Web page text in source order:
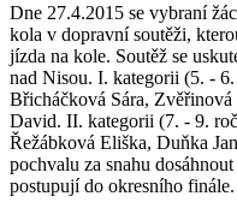
Dne 27.4.2015 se vybraní
kola v dopravní soutěži,
jízda na kole. Soutěž se
nad Nisou. I. kategorii (5. -
Břicháčková Sára,
David. II. kategorii (7. - 9.
Řežábková Eliška, Duňka
pochvalu za snahu
postupují do okresního finále.